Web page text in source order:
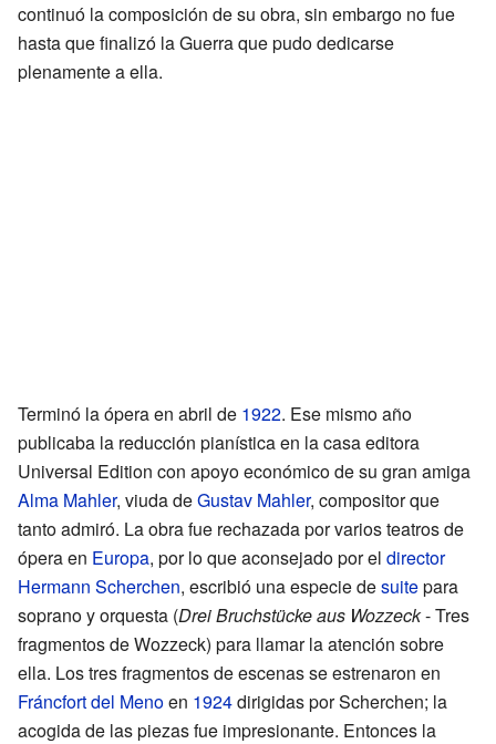
continuó la composición de su obra, sin embargo no fue
hasta que finalizó la Guerra que pudo dedicarse
plenamente a ella.
Terminó la ópera en abril de 1922. Ese mismo año
publicaba la reducción pianística en la casa editora
Universal Edition con apoyo económico de su gran amiga
Alma Mahler, viuda deGustav Mahler, compositor que
tanto admiró. La obra fue rechazada por varios teatros de
ópera en Europa, por lo que aconsejado por el director
Hermann Scherchen, escribió una especie desuitepara
soprano y orquesta (Drei Bruchstücke aus Wozzeck- Tres
fragmentos de Wozzeck) para llamar la atención sobre
ella. Los tres fragmentos de escenas se estrenaron en
Fráncfort del Menoen 1924dirigidas por Scherchen; la
acogida de las piezas fue impresionante. Entonces la